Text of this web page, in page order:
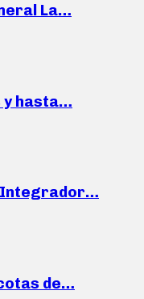
La…
y hasta…
Integrador…
de…